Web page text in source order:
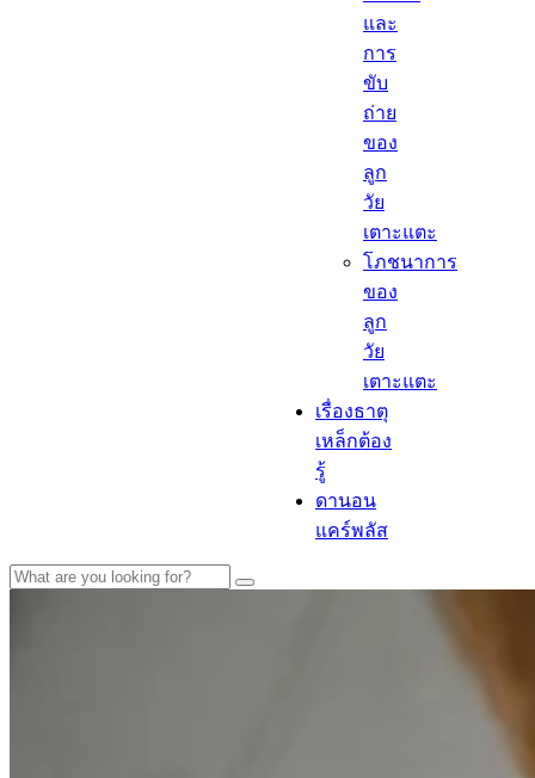
และ
การ
ขับ
ถ่าย
ของ
ลูก
วัย
เตาะแตะ
โภชนาการ
ของ
ลูก
วัย
เตาะแตะ
เรื่องธาตุ
เหล็กต้อง
รู้​
ดานอน
แคร์พลัส